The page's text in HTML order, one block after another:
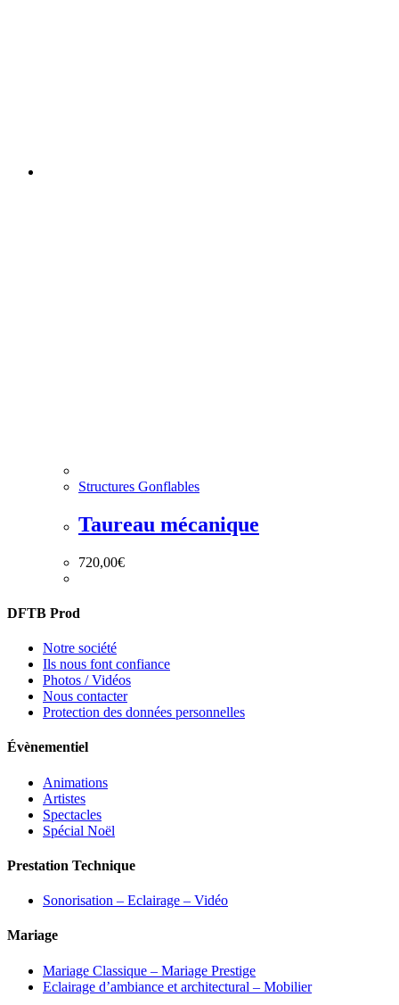
Structures Gonflables
Taureau mécanique
720,00€
DFTB Prod
Notre société
Ils nous font confiance
Photos / Vidéos
Nous contacter
Protection des données personnelles
Évènementiel
Animations
Artistes
Spectacles
Spécial Noël
Prestation Technique
Sonorisation – Eclairage – Vidéo
Mariage
Mariage Classique – Mariage Prestige
Eclairage d’ambiance et architectural – Mobilier